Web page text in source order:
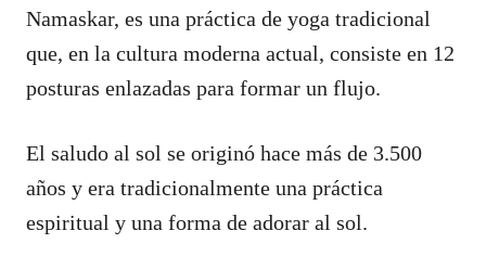
Namaskar, es una práctica de yoga tradicional
que, en la cultura moderna actual, consiste en 12
posturas enlazadas para formar un flujo.
El saludo al sol se originó hace más de 3.500
años y era tradicionalmente una práctica
espiritual y una forma de adorar al sol.